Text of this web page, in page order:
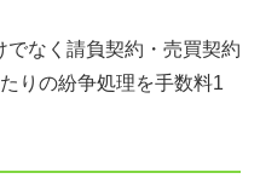
なく請負契約・売買契約
りの紛争処理を手数料1